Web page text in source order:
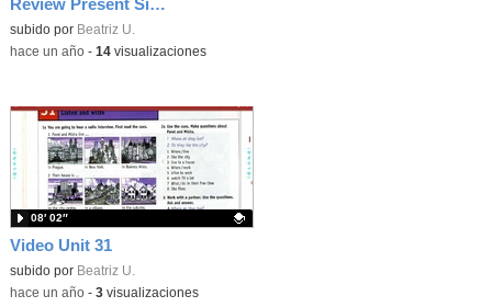
Contenido educativo.
subido por Beatriz U.
-hace un año- 14visualizaciones
Video Unit 31
Contenido educativo.
subido por Beatriz U.
08′ 02″
-hace un año- 3visualizaciones